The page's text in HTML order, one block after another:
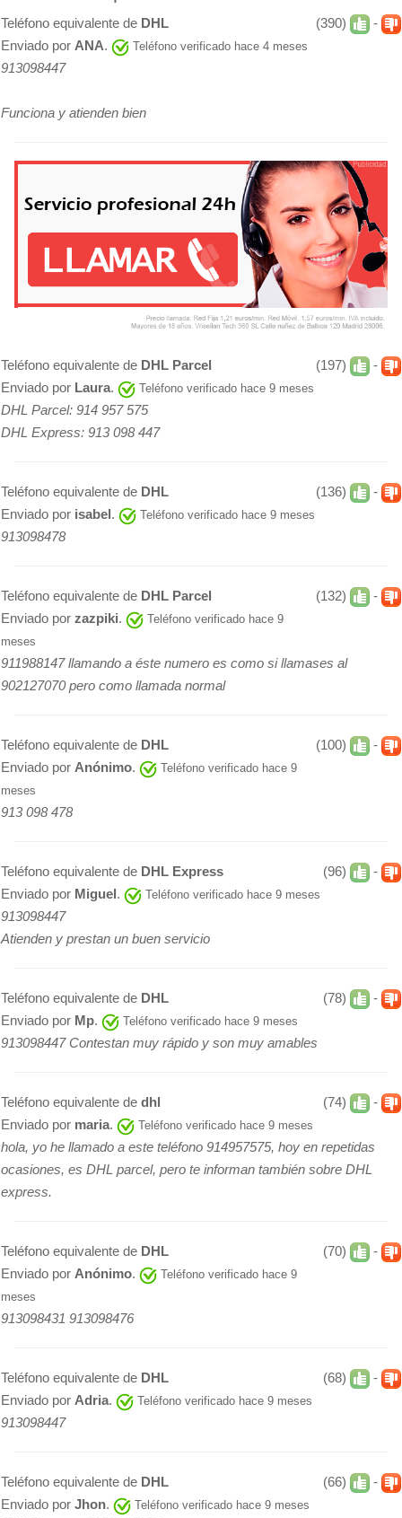
(390) -
Teléfono equivalente de DHL
Enviado por ANA. Teléfono verificado hace 4 meses
913098447
Funciona y atienden bien
(197) -
Teléfono equivalente de DHL Parcel
Enviado por Laura. Teléfono verificado hace 9 meses
DHL Parcel: 914 957 575
DHL Express: 913 098 447
(136) -
Teléfono equivalente de DHL
Enviado por isabel . Teléfono verificado hace 9 meses
913098478
(132) -
Teléfono equivalente de DHL Parcel
Enviado por zazpiki.
Teléfono verificado hace 9
meses
911988147 llamando a éste numero es como si llamases al
902127070 pero como llamada normal
(100) -
Teléfono equivalente de DHL
Enviado por Anónimo.
Teléfono verificado hace 9
meses
913 098 478
(96) -
Teléfono equivalente de DHL Express
Enviado por Miguel . Teléfono verificado hace 9 meses
913098447
Atienden y prestan un buen servicio
(78) -
Teléfono equivalente de DHL
Enviado por Mp. Teléfono verificado hace 9 meses
913098447 Contestan muy rápido y son muy amables
(74) -
Teléfono equivalente de dhl
Enviado por maria. Teléfono verificado hace 9 meses
hola, yo he llamado a este teléfono 914957575, hoy en repetidas
ocasiones, es DHL parcel, pero te informan también sobre DHL
express.
(70) -
Teléfono equivalente de DHL
Enviado por Anónimo.
Teléfono verificado hace 9
meses
913098431 913098476
(68) -
Teléfono equivalente de DHL
Enviado por Adria. Teléfono verificado hace 9 meses
913098447
(66) -
Teléfono equivalente de DHL
Enviado por Jhon. Teléfono verificado hace 9 meses